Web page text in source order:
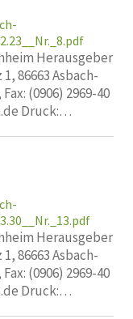
Herausgeber
86663 Asbach-
(0906) 2969-40
Druck:…
Herausgeber
86663 Asbach-
(0906) 2969-40
Druck:…